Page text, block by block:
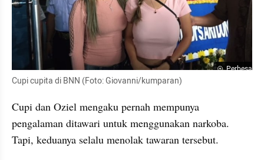
Perbesar
Cupi cupita di BNN (Foto: Giovanni/kumparan)
Cupi dan Oziel mengaku pernah mempunya
pengalaman ditawari untuk menggunakan narkoba.
Tapi, keduanya selalu menolak tawaran tersebut.